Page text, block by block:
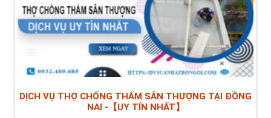
DỊCH VỤ THỢ CHỐNG THẤM SÂN THƯỢNG TẠI ĐỒNG
NAI -【UY TÍN NHẤT】